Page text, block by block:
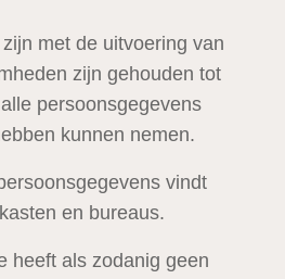
met de uitvoering van
zijn gehouden tot
persoonsgegevens
kunnen nemen.
vindt
en bureaus.
heeft als zodanig geen